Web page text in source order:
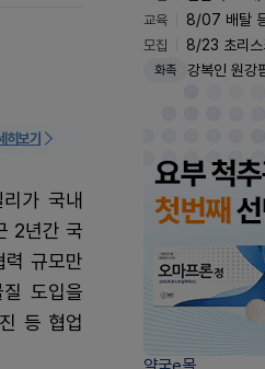
히보기
가 국내
2년간 국
규모만
도입을
등 협업
교육
8/07 배탈
모집
8/23 초리스
화촉 강복인 원강